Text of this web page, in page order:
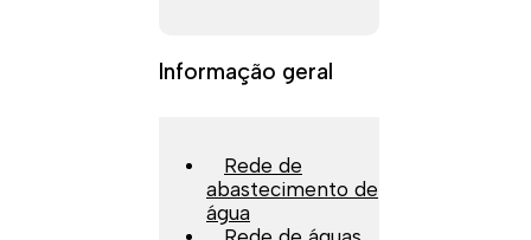
Informação geral
Rede de
abastecimento de
água